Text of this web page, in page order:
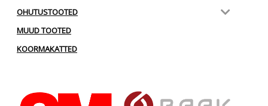
OHUTUSTOOTED
MUUD TOOTED
KOORMAKATTED